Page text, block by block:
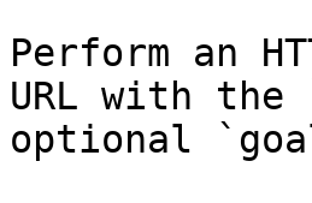
Perform an
URL with the
optional